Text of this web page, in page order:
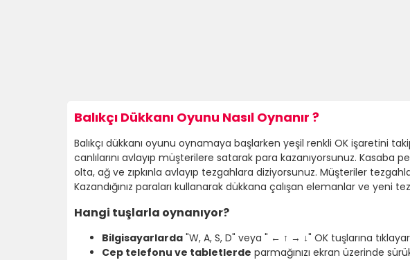
Balıkçı Dükkanı Oyunu Nasıl Oynanır ?
Balıkçı dükkanı oyunu oynamaya başlarken yeşil renkli OK işaretini
canlılarını avlayıp müşterilere satarak para kazanıyorsunuz.
olta, ağ ve zıpkınla avlayıp tezgahlara diziyorsunuz. Müşteriler
Kazandığınız paraları kullanarak dükkana çalışan elemanlar ve yeni
Hangi tuşlarla oynanıyor?
Bilgisayarlarda "W, A, S, D" veya " ← ↑ → ↓" OK tuşlarına
Cep telefonu ve tabletlerde parmağınızı ekran üzerinde